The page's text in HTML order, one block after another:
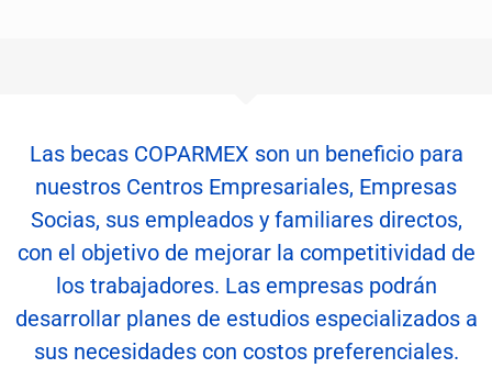
Las becas COPARMEX son un beneficio para
nuestros Centros Empresariales, Empresas
Socias, sus empleados y familiares directos,
con el objetivo de mejorar la competitividad de
los trabajadores. Las empresas podrán
desarrollar planes de estudios especializados a
sus necesidades con costos preferenciales.